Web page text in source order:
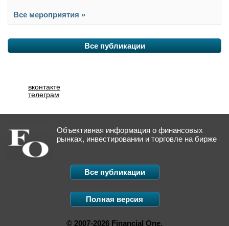
Все мероприятия »
Все публикации
вконтакте
телеграм
Объективная информация о финансовых
рынках, инвестировании и торговле на бирже
Все публикации
Полная версия
© 2007-2026 Financial One.